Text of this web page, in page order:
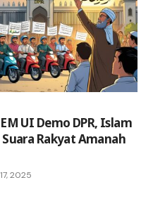
UI Demo DPR, Islam
Suara Rakyat Amanah
2025